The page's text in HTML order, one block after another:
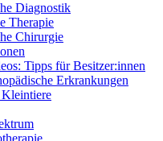
Diagnostik
Therapie
Chirurgie
Tipps für Besitzer:innen
Erkrankungen